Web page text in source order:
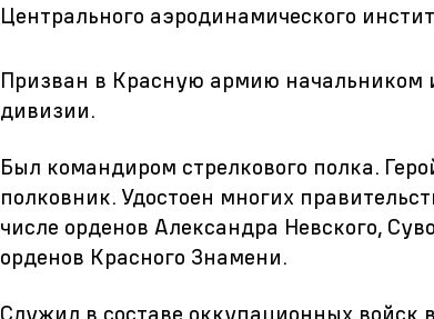
Центрального аэродинамического
Призван в Красную армию начальником
дивизии.
Был командиром стрелкового полка.
полковник. Удостоен многих
числе орденов Александра Невского,
орденов Красного Знамени.
Служил в составе оккупационных войск